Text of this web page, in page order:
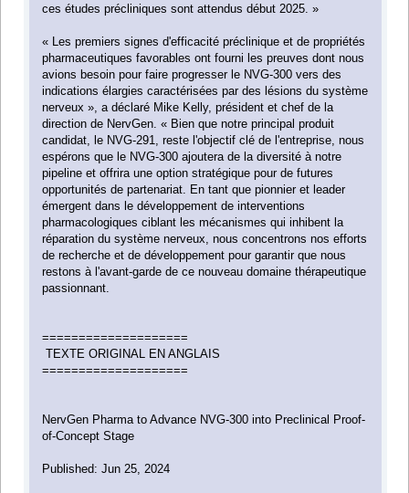
ces études précliniques sont attendus début 2025. »
« Les premiers signes d'efficacité préclinique et de propriétés
pharmaceutiques favorables ont fourni les preuves dont nous
avions besoin pour faire progresser le NVG-300 vers des
indications élargies caractérisées par des lésions du système
nerveux », a déclaré Mike Kelly, président et chef de la
direction de NervGen. « Bien que notre principal produit
candidat, le NVG-291, reste l'objectif clé de l'entreprise, nous
espérons que le NVG-300 ajoutera de la diversité à notre
pipeline et offrira une option stratégique pour de futures
opportunités de partenariat. En tant que pionnier et leader
émergent dans le développement de interventions
pharmacologiques ciblant les mécanismes qui inhibent la
réparation du système nerveux, nous concentrons nos efforts
de recherche et de développement pour garantir que nous
restons à l'avant-garde de ce nouveau domaine thérapeutique
passionnant.
====================
TEXTE ORIGINAL EN ANGLAIS
====================
NervGen Pharma to Advance NVG-300 into Preclinical Proof-
of-Concept Stage
Published: Jun 25, 2024